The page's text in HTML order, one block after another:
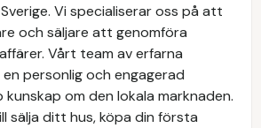
Vi specialiserar oss på att
och säljare att genomföra
Vårt team av erfarna
personlig och engagerad
kunskap om den lokala marknaden.
sälja ditt hus, köpa din första